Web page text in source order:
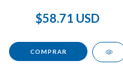
$58.71 USD